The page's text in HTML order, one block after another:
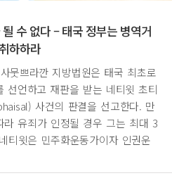
수 없다 – 태국 정부는 병역거
하하라
뭇쁘라깐 지방법원은 태국 최초로
선언하고 재판을 받는 네티윗 초티
사건의 판결을 선고한다. 만
유죄가 인정될 경우 그는 최대 3
티윗은 민주화운동가이자 인권운